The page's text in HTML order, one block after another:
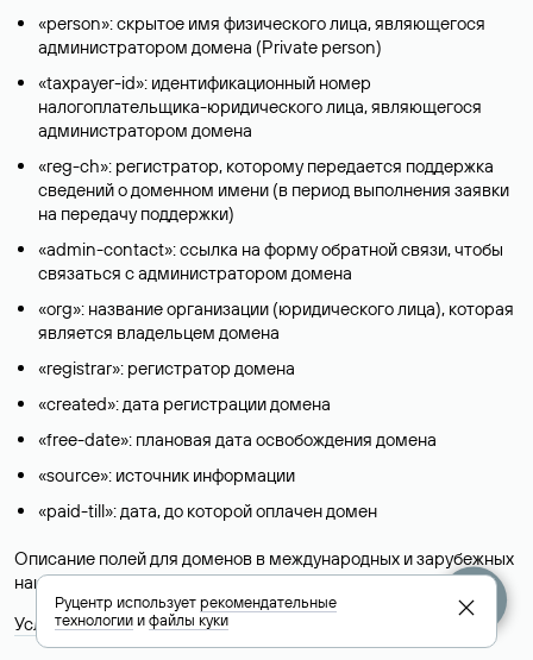
«person»: скрытое имя физического лица, являющегося
администратором домена (Privatе person)
«taxpayer-id»: идентификационный номер
налогоплательщика-юридического лица, являющегося
администратором домена
«reg-ch»: регистратор, которому передается поддержка
сведений о доменном имени (в период выполнения заявки
на передачу поддержки)
«admin-contact»: ссылка на форму обратной связи, чтобы
связаться с администратором домена
«org»: название организации (юридического лица), которая
является владельцем домена
«registrar»: регистратор домена
«created»: дата регистрации домена
«free-date»: плановая дата освобождения домена
«source»: источник информации
«paid-till»: дата, до которой оплачен домен
Описание полей для доменов в международных и зарубежных
национальных доменах представлены в разделе «Помощь».
Условия использования Whois-сервиса
Руцентр используетрекомендательные
технологииифайлы куки